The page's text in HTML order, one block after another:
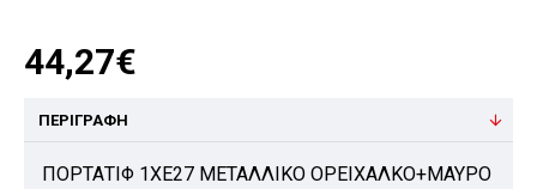
44,27€
ΠΕΡΙΓΡΑΦΉ
ΠΟΡΤΑΤΙΦ 1ΧΕ27 ΜΕΤΑΛΛΙΚΟ ΟΡΕΙΧΑΛΚΟ+ΜΑΥΡΟ